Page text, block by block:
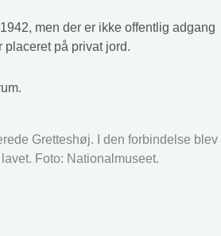
men der er ikke offentlig adgang
på privat jord.
Gretteshøj. I den forbindelse blev
Foto: Nationalmuseet.